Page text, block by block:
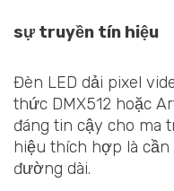
sự truyền tín hiệu
Đèn LED dải pixel
thức DMX512 hoặc
đáng tin cậy cho ma
hiệu thích hợp là
đường dài.